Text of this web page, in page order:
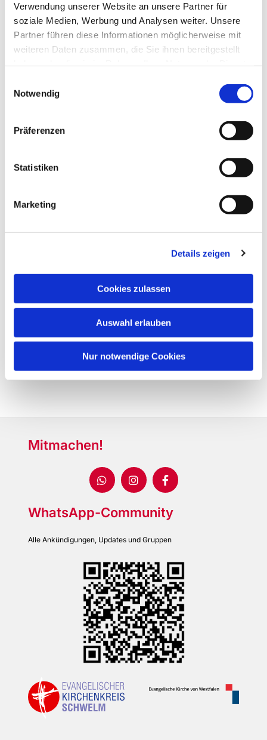
Verwendung unserer Website an unsere Partner für
soziale Medien, Werbung und Analysen weiter. Unsere
Partner führen diese Informationen möglicherweise mit
weiteren Daten zusammen, die Sie ihnen bereitgestellt
Notwendig
Präferenzen
Statistiken
Marketing
Details zeigen
Cookies zulassen
Auswahl erlauben
Nur notwendige Cookies
Dies könnte Sie auch
Mitmachen!
WhatsApp-Community
Alle Ankündigungen, Updates und Gruppen